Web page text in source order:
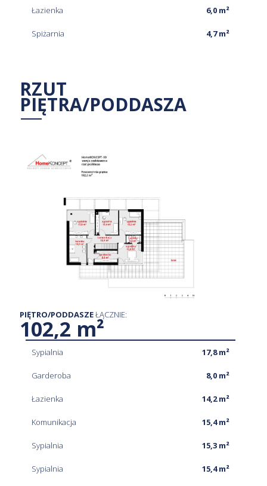
Łazienka 6,0 m²
Spiżarnia 4,7 m²
RZUT
PIĘTRA/PODDASZA
PIĘTRO/PODDASZEŁĄCZNIE:
102,2 m²
Sypialnia 17,8 m²
Garderoba 8,0 m²
Łazienka 14,2 m²
Komunikacja 15,4 m²
Sypialnia 15,3 m²
Sypialnia 15,4 m²